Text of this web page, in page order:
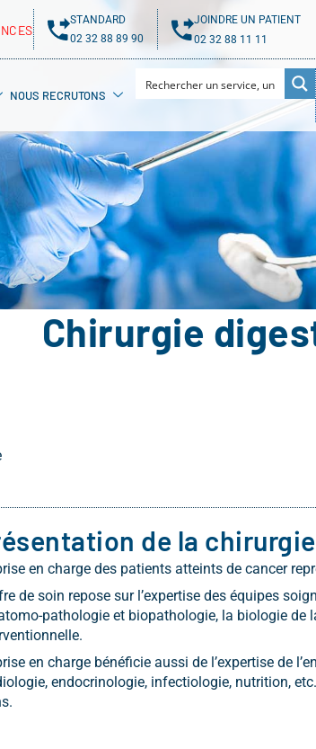
STANDARD
02 32 88 89 90
JOINDRE UN PATIENT
02 32 88 11 11
NOUS RECRUTONS
Chirurgie
de la
en charge des patients atteints de cancer
de soin repose sur l’expertise des équipes
pathologie et biopathologie, la biologie de
en charge bénéficie aussi de l’expertise de
endocrinologie, infectiologie, nutrition,